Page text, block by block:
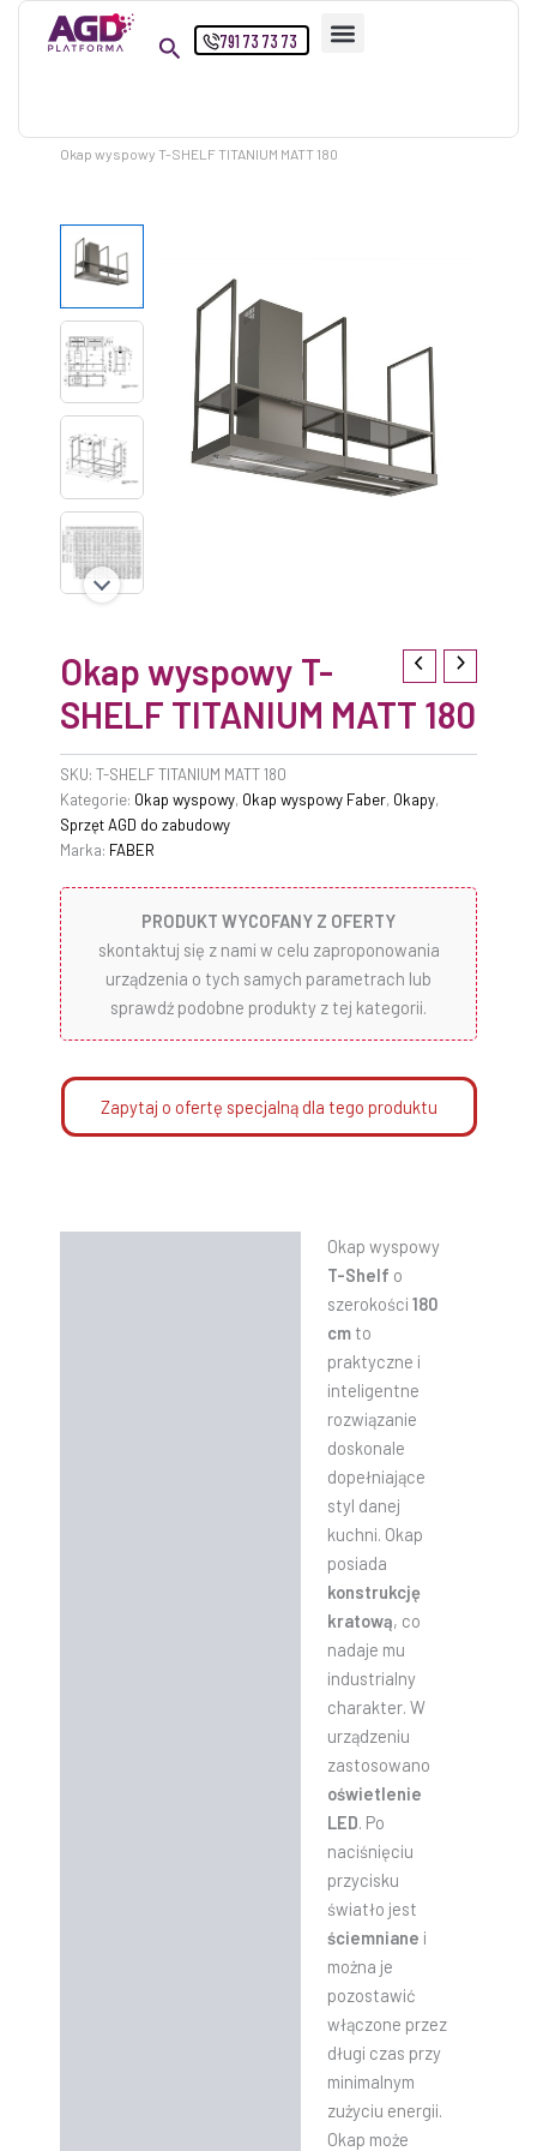
Przejdź
791 73 73 73
Okap wyspowy T-SHELF TITANIUM MATT 180
Okap wyspowy T-
SHELF TITANIUM MATT 180
SKU: T-SHELF TITANIUM MATT 180
Kategorie: Okap wyspowy, Okap wyspowy Faber, Okapy,
Sprzęt AGD do zabudowy
Marka: FABER
PRODUKT WYCOFANY Z OFERTY
skontaktuj się z nami w celu zaproponowania
urządzenia o tych samych parametrach lub
sprawdź podobne produkty z tej kategorii.
Zapytaj o ofertę specjalną dla tego produktu
Okap wyspowy
T-Shelf o
szerokości 180
cmto
praktyczne i
inteligentne
rozwiązanie
doskonale
dopełniające
styl danej
kuchni. Okap
posiada
konstrukcję
kratową, co
nadaje mu
industrialny
charakter. W
urządzeniu
zastosowano
oświetlenie
LED. Po
naciśnięciu
przycisku
światło jest
ściemniane i
można je
pozostawić
włączone przez
długi czas przy
minimalnym
zużyciu energii.
Okap może